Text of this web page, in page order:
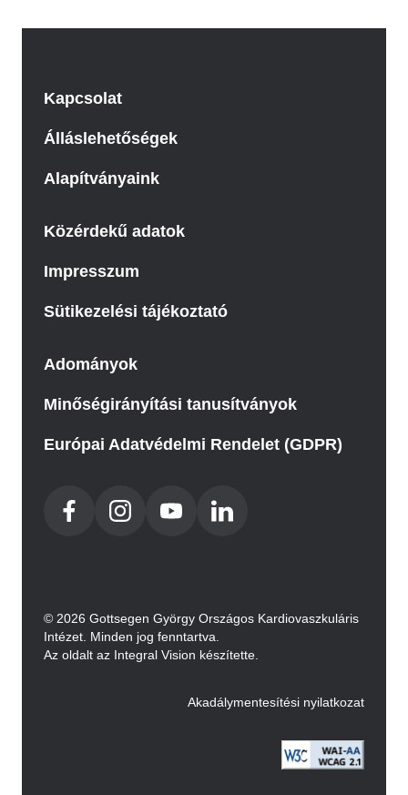
Kapcsolat
Álláslehetőségek
Alapítványaink
Közérdekű adatok
Impresszum
Sütikezelési tájékoztató
Adományok
Minőségirányítási tanusítványok
Európai Adatvédelmi Rendelet (GDPR)
© 2026 Gottsegen György Országos Kardiovaszkuláris
Intézet. Minden jog fenntartva.
Az oldalt az Integral Vision készítette.
Akadálymentesítési nyilatkozat
Image